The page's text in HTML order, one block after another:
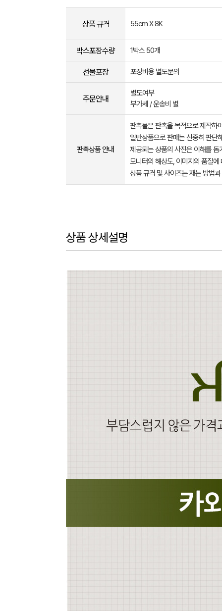
상품 규격 55cm X 8K
박스포장수량 1박스 50개
선물포장 포장비용 별도문의
주문안내
별도여부
부가세 / 운송비 별
판촉상품 안내
판촉물은 판촉을 목적으로 제작하
일반상품으로 판매는 신중히 판단
제공되는 상품의 사진은 이해를
모니터의 해상도, 이미지의 품질
상품 규격 및 사이즈는 재는 방법
상품 상세설명